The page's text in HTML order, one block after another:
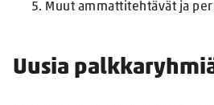
Muut ammattitehtävät ja
Uusia